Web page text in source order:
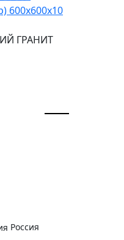
600х600х10
ГРАНИТ
Россия